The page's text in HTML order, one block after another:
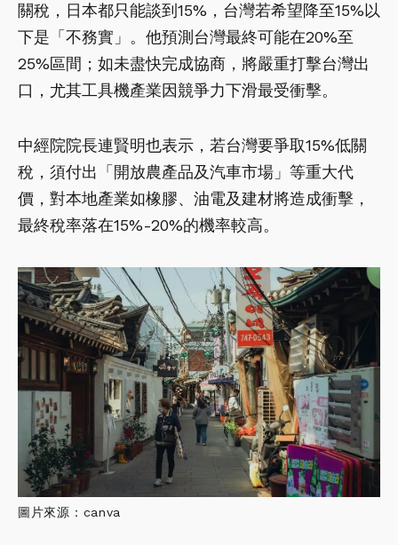
關稅，日本都只能談到15%，台灣若希望降至15%以
下是「不務實」。他預測台灣最終可能在20%至
25%區間；如未盡快完成協商，將嚴重打擊台灣出
口，尤其工具機產業因競爭力下滑最受衝擊。
中經院院長連賢明也表示，若台灣要爭取15%低關
稅，須付出「開放農產品及汽車市場」等重大代
價，對本地產業如橡膠、油電及建材將造成衝擊，
最終稅率落在15%-20%的機率較高。
圖片來源：canva